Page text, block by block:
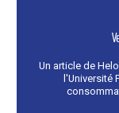
Un article de
l'Université